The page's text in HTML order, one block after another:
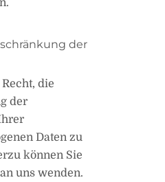
der
die
der
Daten zu
können Sie
uns wenden.